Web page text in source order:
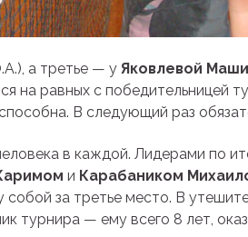
а третье — у Яковлевой Маши
равных с победительницей
В следующий раз
в каждой. Лидерами по
и Карабаником
за третье место. В
турнира — ему всего 8 лет,